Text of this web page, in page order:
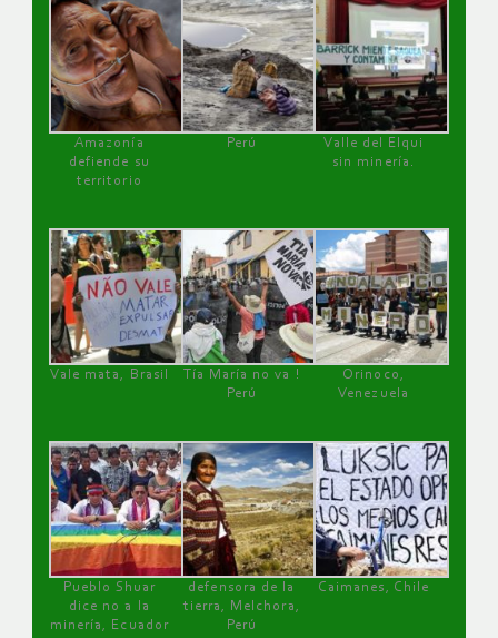
Amazonía
defiende su
territorio
Perú
Valle del Elqui
sin minería.
Vale mata, Brasil
Tía María no va !
Perú
Orinoco,
Venezuela
Pueblo Shuar
dice no a la
minería, Ecuador
defensora de la
tierra, Melchora,
Perú
Caimanes, Chile